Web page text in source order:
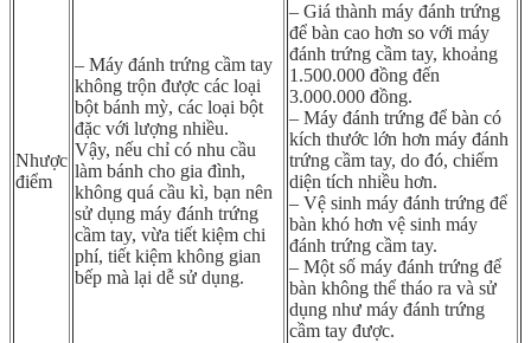
Nhược
điểm
– Máy đánh trứng cầm tay
không trộn được các loại
bột bánh mỳ, các loại bột
đặc với lượng nhiều.
Vậy, nếu chỉ có nhu cầu
làm bánh cho gia đình,
không quá cầu kì, bạn nên
sử dụng máy đánh trứng
cầm tay, vừa tiết kiệm chi
phí, tiết kiệm không gian
bếp mà lại dễ sử dụng.
– Giá thành máy đánh trứng
để bàn cao hơn so với máy
đánh trứng cầm tay, khoảng
1.500.000 đồng đến
3.000.000 đồng.
– Máy đánh trứng để bàn có
kích thước lớn hơn máy đánh
trứng cầm tay, do đó, chiếm
diện tích nhiều hơn.
– Vệ sinh máy đánh trứng để
bàn khó hơn vệ sinh máy
đánh trứng cầm tay.
– Một số máy đánh trứng để
bàn không thể tháo ra và sử
dụng như máy đánh trứng
cầm tay được.